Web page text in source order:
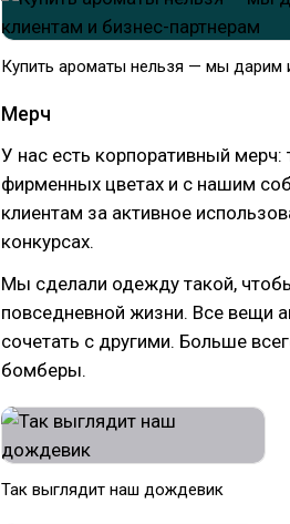
Купить ароматы нельзя — мы дарим
Мерч
У нас есть корпоративный
фирменных цветах и с нашим
клиентам за активное
конкурсах.
Мы сделали одежду такой,
повседневной жизни. Все вещи
сочетать с другими. Больше
бомберы.
Так выглядит наш дождевик